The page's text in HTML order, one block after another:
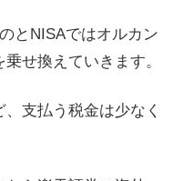
とNISAではオルカン
せ換えていきます。
支払う税金は少なく